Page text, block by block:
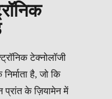
टेक्नोलॉजी
है, जो कि
के ज़ियामेन में